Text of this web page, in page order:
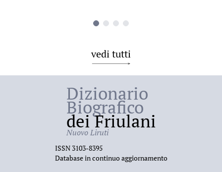
vedi tutti
Dizionario
Biografico
dei Friulani
Nuovo Liruti
ISSN 3103-8395
Database in continuo aggiornamento